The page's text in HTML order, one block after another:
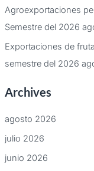
Agroexportaciones
Semestre del 2026
Exportaciones de
semestre del 2026
Archives
agosto 2026
julio 2026
junio 2026